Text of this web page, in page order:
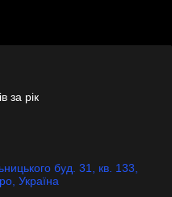
за рік
буд. 31, кв. 133,
Україна